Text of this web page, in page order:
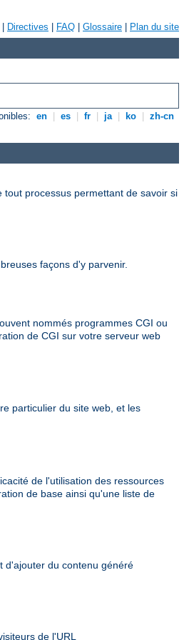
Directives FAQ Glossaire Plan du site
en es fr ja ko zh-cn
processus permettant de savoir si
façons d'y parvenir.
nommés programmes CGI ou
de CGI sur votre serveur web
particulier du site web, et les
de l'utilisation des ressources
de base ainsi qu'une liste de
d'ajouter du contenu généré
de l'URL